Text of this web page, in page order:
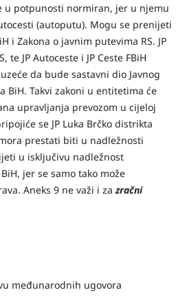
u potpunosti normiran, jer u njemu
(autoputu). Mogu se prenijeti
i Zakona o javnim putevima RS. JP
te JP Autoceste i JP Ceste FBiH
da bude sastavni dio Javnog
BiH. Takvi zakoni u entitetima će
upravljanja prevozom u cijeloj
se JP Luka Brčko distrikta
prestati biti u nadležnosti
u isključivu nadležnost
jer se samo tako može
Aneks 9 ne važi i za zračni
međunarodnih ugovora